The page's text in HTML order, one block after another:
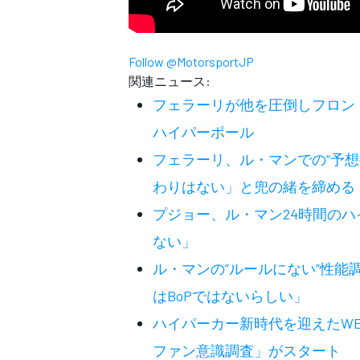
WEC
Follow @MotorsportJP
関連ニュース:
フェラーリが他を圧倒しフロ
ハイパーポール
フェラーリ、ル・マンでの“予
わりはない」と兜の緒を締める
プジョー、ル・マン24時間の
ない」
ル・マンの”ルールにない”性
はBoPではないらしい」
ハイパーカー新時代を迎えた
ファン意識調査」がスタート